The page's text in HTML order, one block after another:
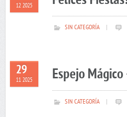
12 2025
SIN CATEGORÍA
29
11 2025 Espejo
SIN CATEGORÍA